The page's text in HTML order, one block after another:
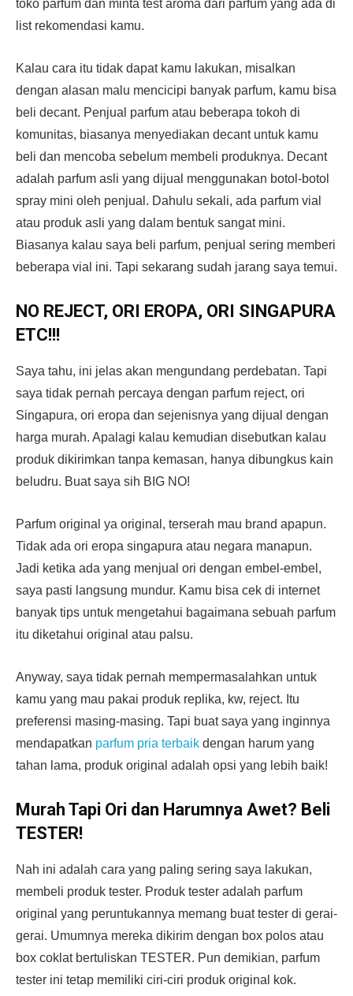
toko parfum dan minta test aroma dari parfum yang ada di
list rekomendasi kamu.
Kalau cara itu tidak dapat kamu lakukan, misalkan
dengan alasan malu mencicipi banyak parfum, kamu bisa
beli decant. Penjual parfum atau beberapa tokoh di
komunitas, biasanya menyediakan decant untuk kamu
beli dan mencoba sebelum membeli produknya. Decant
adalah parfum asli yang dijual menggunakan botol-botol
spray mini oleh penjual. Dahulu sekali, ada parfum vial
atau produk asli yang dalam bentuk sangat mini.
Biasanya kalau saya beli parfum, penjual sering memberi
beberapa vial ini. Tapi sekarang sudah jarang saya temui.
NO REJECT, ORI EROPA, ORI SINGAPURA
ETC!!!
Saya tahu, ini jelas akan mengundang perdebatan. Tapi
saya tidak pernah percaya dengan parfum reject, ori
Singapura, ori eropa dan sejenisnya yang dijual dengan
harga murah. Apalagi kalau kemudian disebutkan kalau
produk dikirimkan tanpa kemasan, hanya dibungkus kain
beludru. Buat saya sih BIG NO!
Parfum original ya original, terserah mau brand apapun.
Tidak ada ori eropa singapura atau negara manapun.
Jadi ketika ada yang menjual ori dengan embel-embel,
saya pasti langsung mundur. Kamu bisa cek di internet
banyak tips untuk mengetahui bagaimana sebuah parfum
itu diketahui original atau palsu.
Anyway, saya tidak pernah mempermasalahkan untuk
kamu yang mau pakai produk replika, kw, reject. Itu
preferensi masing-masing. Tapi buat saya yang inginnya
mendapatkan parfum pria terbaik dengan harum yang
tahan lama, produk original adalah opsi yang lebih baik!
Murah Tapi Ori dan Harumnya Awet? Beli
TESTER!
Nah ini adalah cara yang paling sering saya lakukan,
membeli produk tester. Produk tester adalah parfum
original yang peruntukannya memang buat tester di gerai-
gerai. Umumnya mereka dikirim dengan box polos atau
box coklat bertuliskan TESTER. Pun demikian, parfum
tester ini tetap memiliki ciri-ciri produk original kok.